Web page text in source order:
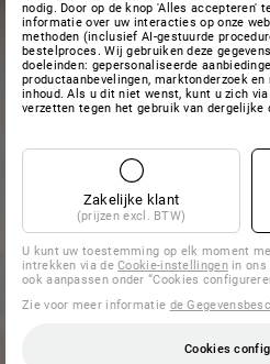
nodig. Door op de knop 'Alles accepteren'
informatie over uw interacties op onze
methoden (inclusief AI-gestuurde
bestelproces. Wij gebruiken deze
doeleinden: gepersonaliseerde
productaanbevelingen, marktonderzoek
inhoud. Als u dit niet wenst, kunt u zich
verzetten tegen het gebruik van dergelijke
Zakelijke klant
(prijzen excl. BTW)
U kunt uw toestemming op elk moment
intrekken via deCookie-instellingenin ons
ook aanpassen onder “Cookies
Zie voor meer informatie de
Cookies